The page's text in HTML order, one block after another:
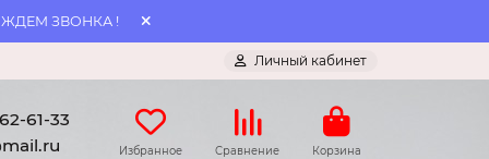
ЗВОНКА !
Личный кабинет
61-33
Избранное Сравнение Корзина